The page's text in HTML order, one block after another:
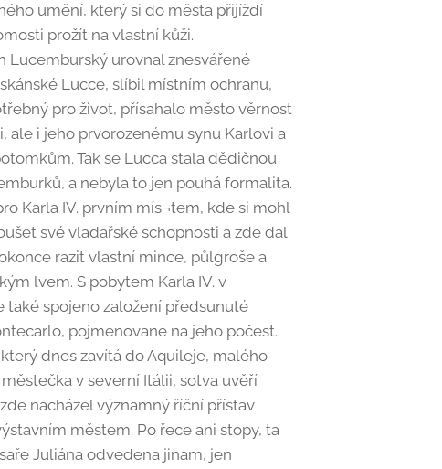
umění, který si do města přijíždí
prožít na vlastní kůži.
Lucemburský urovnal znesvářené
Lucce, slíbil místním ochranu,
pro život, přísahalo město věrnost
ale i jeho prvorozenému synu Karlovi a
Tak se Lucca stala dědičnou
a nebyla to jen pouhá formalita.
Karla IV. prvním mís¬tem, kde si mohl
své vladařské schopnosti a zde dal
razit vlastní mince, půlgroše a
lvem. S pobytem Karla IV. v
také spojeno založení předsunuté
pojmenované na jeho počest.
dnes zavítá do Aquileje, malého
v severní Itálii, sotva uvěří
nacházel významný říční přístav
městem. Po řece ani stopy, ta
Juliána odvedena jinam, jen